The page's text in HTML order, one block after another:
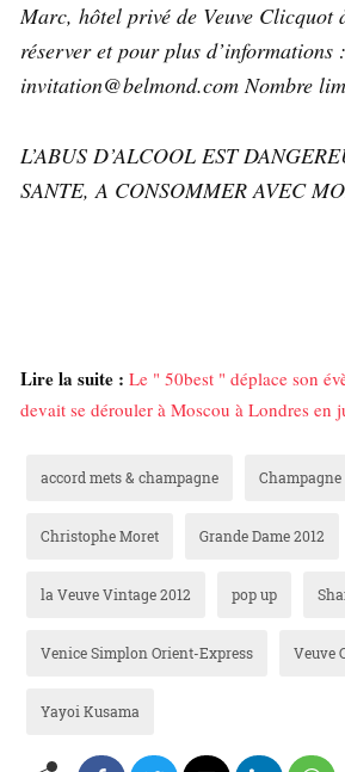
Marc, hôtel privé de Veuve Clicquot
réserver et pour plus d’informations :
invitation@belmond.com Nombre
L’ABUS D’ALCOOL EST
SANTE, A CONSOMMER AVEC
Lire la suite : Le " 50best " déplace son
devait se dérouler à Moscou à Londres en
accord mets & champagne Champagne
Christophe Moret Grande Dame 2012
la Veuve Vintage 2012 pop up
Venice Simplon Orient-Express Veuve
Yayoi Kusama